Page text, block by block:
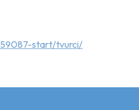
start/tvurci/